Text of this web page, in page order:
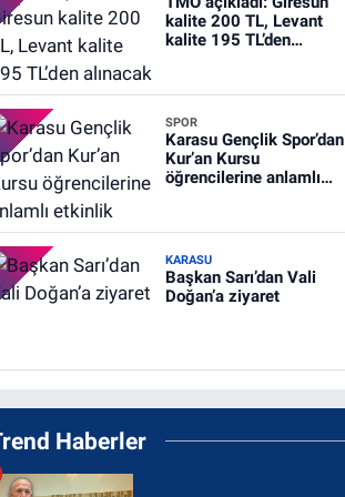
kalite 200 TL, Levant
kalite 195 TL’den
SPOR
Karasu Gençlik Spor’dan
Kur’an Kursu
öğrencilerine anlamlı
KARASU
Başkan Sarı’dan Vali
Doğan’a ziyaret
Haberler